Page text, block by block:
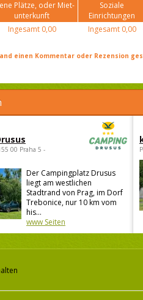
Plätze, oder Miet-
unterkunft
Soziale
Einrichtungen
Ingesamt0,00 Ingesamt0,00
einen Kommentar oder Rezension
00 Praha 5 -
Der Campingplatz Drusus
liegt am westlichen
Stadtrand von Prag, im Dorf
Trebonice, nur 10 km vom
his...
www Seiten